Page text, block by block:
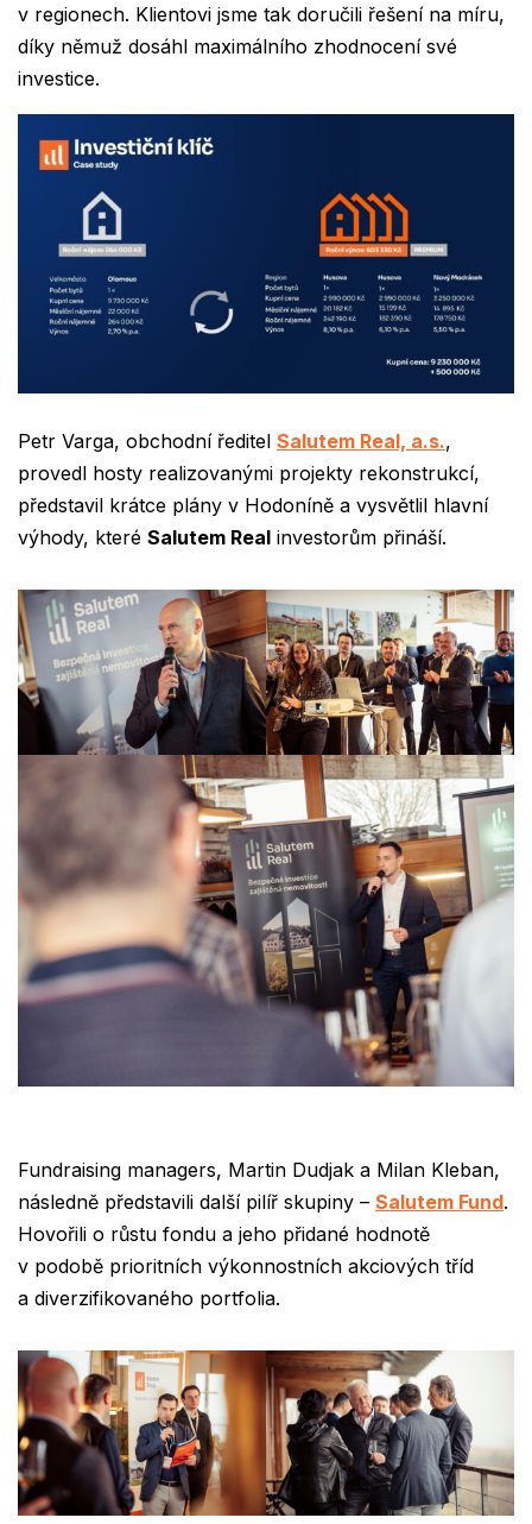
v regionech. Klientovi jsme tak doručili řešení na míru,
díky němuž dosáhl maximálního zhodnocení své
investice.
Petr Varga, obchodní ředitel Salutem Real, a.s.,
provedl hosty realizovanými projekty rekonstrukcí,
představil krátce plány v Hodoníně a vysvětlil hlavní
výhody, které Salutem Real investorům přináší.
Fundraising managers, Martin Dudjak a Milan Kleban,
následně představili další pilíř skupiny – Salutem Fund.
Hovořili o růstu fondu a jeho přidané hodnotě
v podobě prioritních výkonnostních akciových tříd
a diverzifikovaného portfolia.